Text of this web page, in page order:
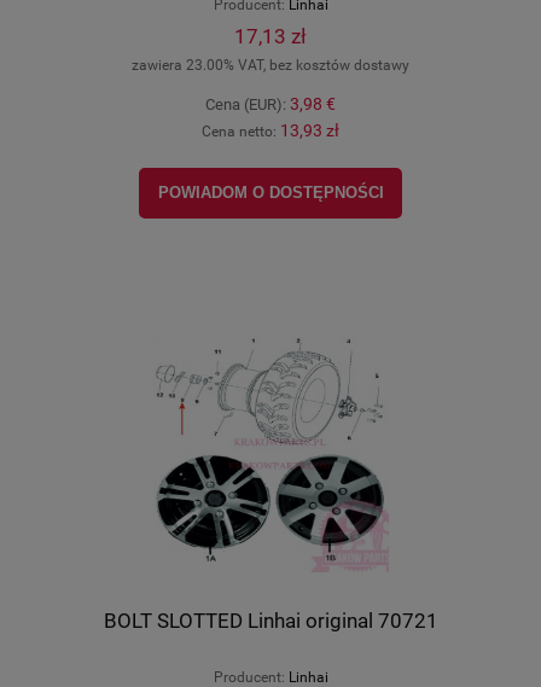
Producent: Linhai
17,13 zł
zawiera 23.00% VAT, bez kosztów dostawy
Cena (EUR): 3,98 €
Cena netto: 13,93 zł
POWIADOM O DOSTĘPNOŚCI
BOLT SLOTTED Linhai original 70721
Producent: Linhai